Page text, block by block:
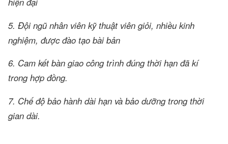
5. Đội ngũ nhân viên kỹ thuật viên giỏi, nhiều kinh
nghiệm, được đào tạo bài bản
6. Cam kết bàn giao công trình đúng thời hạn đã kí
trong hợp đồng.
7. Chế độ bảo hành dài hạn và bảo dưỡng trong thời
gian dài.